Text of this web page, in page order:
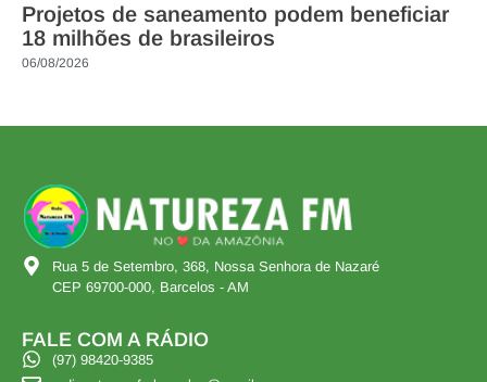
Projetos de saneamento podem beneficiar
18 milhões de brasileiros
06/08/2026
Rua 5 de Setembro, 368, Nossa Senhora de Nazaré
CEP 69700-000, Barcelos - AM
FALE COM A RÁDIO
(97) 98420-9385